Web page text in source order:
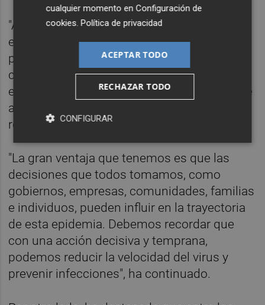
"Ahora que el virus tiene un punto de apoyo
en tantos países, la amenaza de una
pandemia se ha vuelto muy real", pero "la
conclusión es que no estamos a merced de
este virus", ha explicado tras recordar que se
acaba de cruzar los 100.000 casos
reportados de Covid-19 en 100 países.
"La gran ventaja que tenemos es que las
decisiones que todos tomamos, como
gobiernos, empresas, comunidades, familias
e individuos, pueden influir en la trayectoria
de esta epidemia. Debemos recordar que
con una acción decisiva y temprana,
podemos reducir la velocidad del virus y
prevenir infecciones", ha continuado.
cualquier momento enConfiguración de
cookies.Política de privacidad
ACEPTAR TODO
RECHAZAR TODO
CONFIGURAR